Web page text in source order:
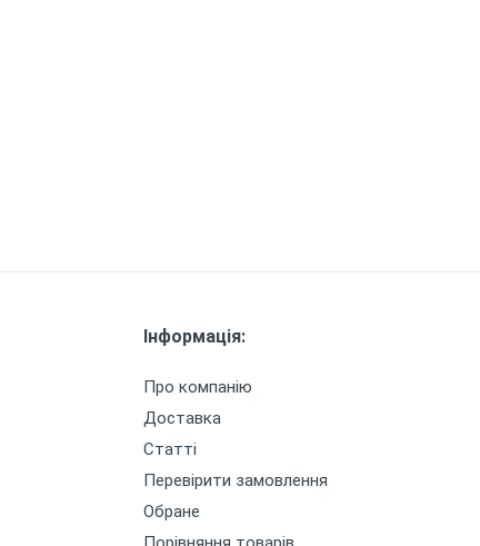
Інформація:
Про компанію
Доставка
Статті
Перевірити замовлення
Обране